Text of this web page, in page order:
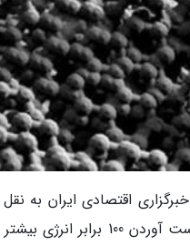
برای به دست آوردن